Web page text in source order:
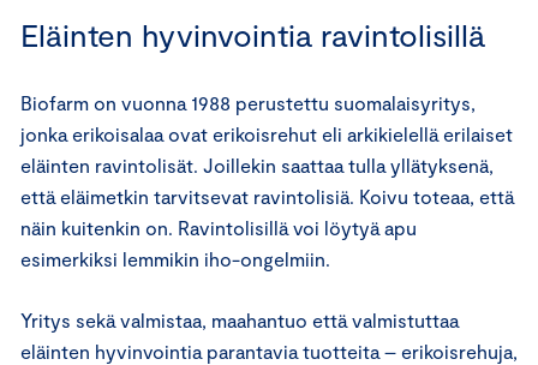
Eläinten hyvinvointia ravintolisillä
Biofarm on vuonna 1988 perustettu suomalaisyritys,
jonka erikoisalaa ovat erikoisrehut eli arkikielellä erilaiset
eläinten ravintolisät. Joillekin saattaa tulla yllätyksenä,
että eläimetkin tarvitsevat ravintolisiä. Koivu toteaa, että
näin kuitenkin on. Ravintolisillä voi löytyä apu
esimerkiksi lemmikin iho-ongelmiin.
Yritys sekä valmistaa, maahantuo että valmistuttaa
eläinten hyvinvointia parantavia tuotteita – erikoisrehuja,